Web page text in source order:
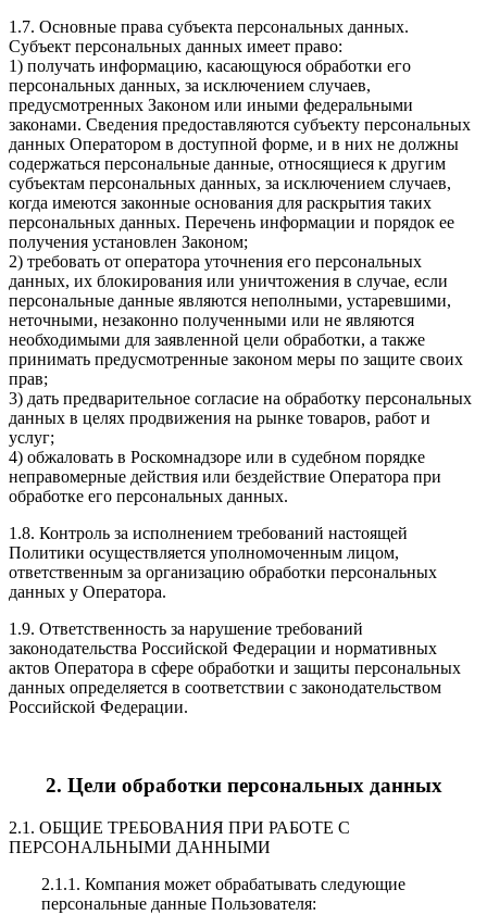
1.7. Основные права субъекта персональных данных.
Субъект персональных данных имеет право:
1) получать информацию, касающуюся обработки его
персональных данных, за исключением случаев,
предусмотренных Законом или иными федеральными
законами. Сведения предоставляются субъекту персональных
данных Оператором в доступной форме, и в них не должны
содержаться персональные данные, относящиеся к другим
субъектам персональных данных, за исключением случаев,
когда имеются законные основания для раскрытия таких
персональных данных. Перечень информации и порядок ее
получения установлен Законом;
2) требовать от оператора уточнения его персональных
данных, их блокирования или уничтожения в случае, если
персональные данные являются неполными, устаревшими,
неточными, незаконно полученными или не являются
необходимыми для заявленной цели обработки, а также
принимать предусмотренные законом меры по защите своих
прав;
3) дать предварительное согласие на обработку персональных
данных в целях продвижения на рынке товаров, работ и
услуг;
4) обжаловать в Роскомнадзоре или в судебном порядке
неправомерные действия или бездействие Оператора при
обработке его персональных данных.
1.8. Контроль за исполнением требований настоящей
Политики осуществляется уполномоченным лицом,
ответственным за организацию обработки персональных
данных у Оператора.
1.9. Ответственность за нарушение требований
законодательства Российской Федерации и нормативных
актов Оператора в сфере обработки и защиты персональных
данных определяется в соответствии с законодательством
Российской Федерации.
2. Цели обработки персональных данных
2.1. ОБЩИЕ ТРЕБОВАНИЯ ПРИ РАБОТЕ С
ПЕРСОНАЛЬНЫМИ ДАННЫМИ
2.1.1. Компания может обрабатывать следующие
персональные данные Пользователя: